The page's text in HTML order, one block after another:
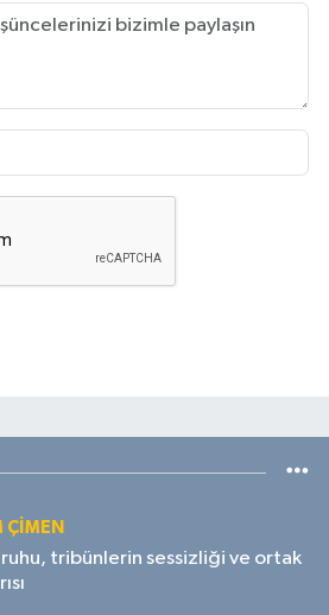
ÇIMEN
ruhu, tribünlerin sessizliği ve ortak